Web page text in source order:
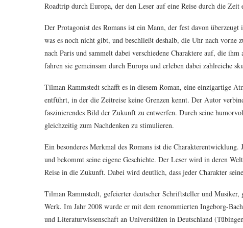
Roadtrip durch Europa, der den Leser auf eine Reise durch die Zeit
Der Protagonist des Romans ist ein Mann, der fest davon
was es noch nicht gibt, und beschließt deshalb, die Uhr nach
nach Paris und sammelt dabei verschiedene Charaktere auf, die
fahren sie gemeinsam durch Europa und erleben dabei zahlreiche
Tilman Rammstedt schafft es in diesem Roman, eine einzigartige
entführt, in der die Zeitreise keine Grenzen kennt. Der Autor
faszinierendes Bild der Zukunft zu entwerfen. Durch seine
gleichzeitig zum Nachdenken zu stimulieren.
Ein besonderes Merkmal des Romans ist die
und bekommt seine eigene Geschichte. Der Leser wird in deren
Reise in die Zukunft. Dabei wird deutlich, dass jeder Charakter
Tilman Rammstedt, gefeierter deutscher Schriftsteller und
Werk. Im Jahr 2008 wurde er mit dem renommierten Ingeborg-
und Literaturwissenschaft an Universitäten in Deutschland